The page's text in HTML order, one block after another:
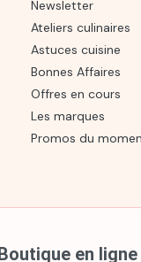
Newsletter
Ateliers culinaires
Astuces cuisine
Bonnes Affaires
Offres en cours
Les marques
Promos du
en